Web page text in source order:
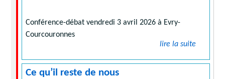
Conférence-débat vendredi 3 avril 2026 à Evry-
Courcouronnes
lire la suite
Ce qu’il reste de nous